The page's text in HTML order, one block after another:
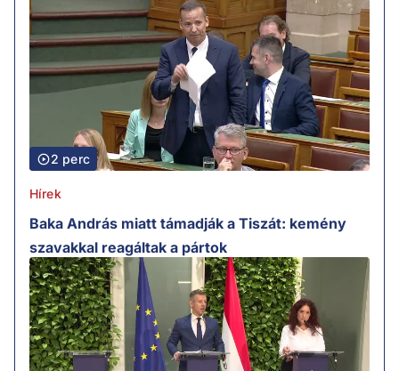
2 perc
Hírek
Baka András miatt támadják a Tiszát: kemény
szavakkal reagáltak a pártok